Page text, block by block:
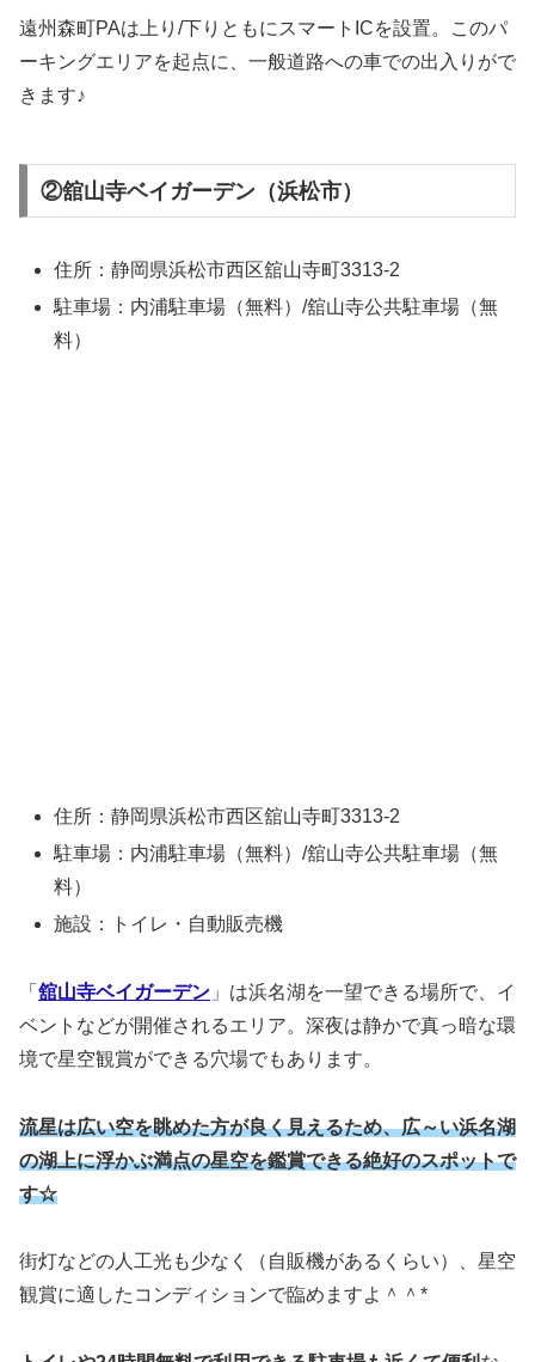
遠州森町PAは上り/下りともにスマートICを設置。このパ
ーキングエリアを起点に、一般道路への車での出入りがで
きます♪
②舘山寺ベイガーデン（浜松市）
住所：静岡県浜松市西区舘山寺町3313-2
駐車場：内浦駐車場（無料）/舘山寺公共駐車場（無
料）
住所：静岡県浜松市西区舘山寺町3313-2
駐車場：内浦駐車場（無料）/舘山寺公共駐車場（無
料）
施設：トイレ・自動販売機
「 舘山寺ベイガーデン 」は浜名湖を一望できる場所で、イ
ベントなどが開催されるエリア。深夜は静かで真っ暗な環
境で星空観賞ができる穴場でもあります。
流星は広い空を眺めた方が良く見えるため、広～い浜名湖
の湖上に浮かぶ満点の星空を鑑賞できる絶好のスポットで
す☆
街灯などの人工光も少なく（自販機があるくらい）、星空
観賞に適したコンディションで臨めますよ＾＾*